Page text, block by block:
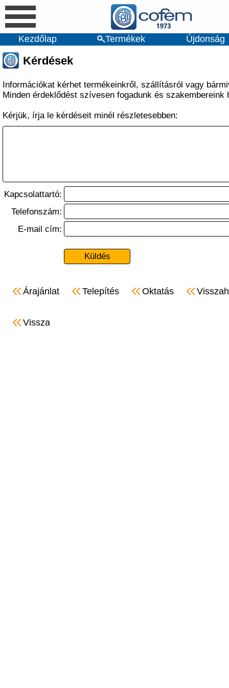
Kezdőlap Termékek Újdonság
Kérdések
Információkat kérhet termékeinkről, szállításról vagy
Minden érdeklődést szívesen fogadunk és szakembereink
Kérjük, írja le kérdéseit minél részletesebben:
Kapcsolattartó:
Telefonszám:
E-mail cím:
Árajánlat Telepítés Oktatás
Vissza